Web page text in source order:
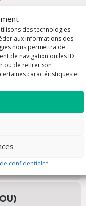
des technologies
aux informations des
nous permettra de
de navigation ou les ID
ou de retirer son
caractéristiques et
confidentialité
Plan
9h30-11h30
la semaine